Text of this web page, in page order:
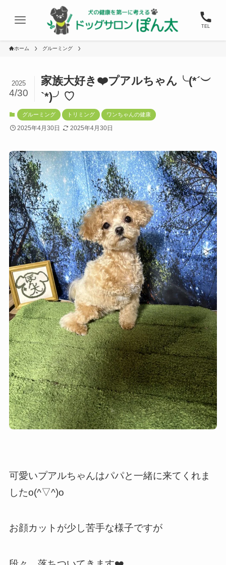
TEL
ホーム グルーミング
家族大好き❤️プアルちゃん╰(*´︶
`*)╯♡
2025
4/30
グルーミング トリミング ワンちゃんの健康
2025年4月30日 2025年4月30日
可愛いプアルちゃんはパパと一緒に来てくれま
したo(^▽^)o
お顔カットが少し苦手な様子ですが